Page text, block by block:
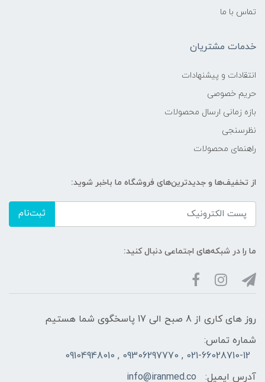
تماس با ما
خدمات مشتریان
انتقادات و پیشنهادات
حریم خصوصی
بازه زمانی ارسال محصولات
نظرسنجی
راهنمای محصولات
از تخفیف‌ها و جدیدترین‌های فروشگاه ما باخبر شوید:
ثبت‌نام
ما را در شبکه‌های اجتماعی دنبال کنید:
روز های کاری از 8 صبح الی 17 پاسخگوی شما هستیم
شماره تماس:
021-66028710-12 , 09306297770 , 09104948010
آدرس ایمیل:
info@iranmed.co